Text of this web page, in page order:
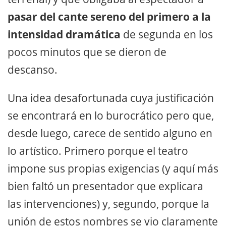
pasar del cante sereno del primero a la
intensidad dramática de segunda en los
pocos minutos que se dieron de
descanso.
Una idea desafortunada cuya justificación
se encontrará en lo burocrático pero que,
desde luego, carece de sentido alguno en
lo artístico. Primero porque el teatro
impone sus propias exigencias (y aquí más
bien faltó un presentador que explicara
las intervenciones) y, segundo, porque la
unión de estos nombres se vio claramente